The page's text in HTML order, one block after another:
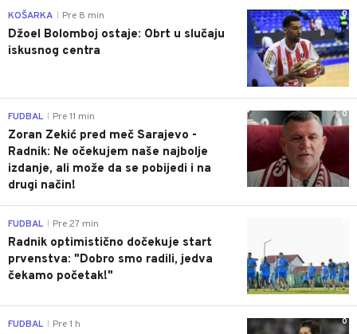
0
KOŠARKA Pre 8 min
Džoel Bolomboj ostaje: Obrt u slučaju
iskusnog centra
0
FUDBAL Pre 11 min
Zoran Zekić pred meč Sarajevo -
Radnik: Ne očekujem naše najbolje
izdanje, ali može da se pobijedi i na
drugi način!
FUDBAL Pre 27 min
Radnik optimistično dočekuje start
prvenstva: "Dobro smo radili, jedva
čekamo početak!"
0
FUDBAL Pre 1 h